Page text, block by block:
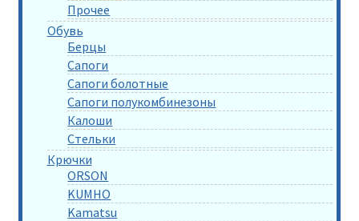
Прочее
Обувь
Берцы
Сапоги
Сапоги болотные
Сапоги полукомбинезоны
Калоши
Стельки
Крючки
ORSON
KUMHO
Kamatsu